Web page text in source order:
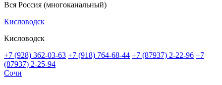
Вся Россия (многоканальный)
Кисловодск
Кисловодск
+7 (928) 362-03-63 +7 (918) 764-68-44 +7 (87937) 2-22-96 +7
(87937) 2-25-94
Сочи